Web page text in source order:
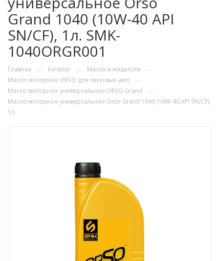
Grand 1040 (10W-40 API
SN/CF), 1л. SMK-
1040ORGR001
Главная — Каталог — Масла и жидкости —
Масло моторное ORSO для легковых авто —
Масло моторное универсальное ORSO Grand —
Масло моторное универсальное Orso Grand 1040 (10W-40 API SN/CF),
1л.